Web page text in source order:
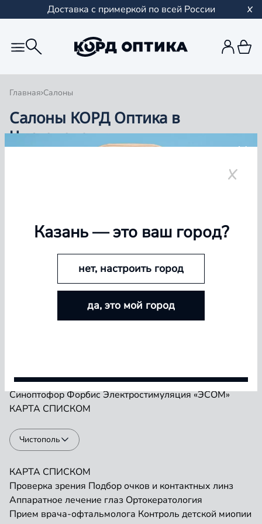
Доставка с примеркой по всей России
Главная Салоны
Салоны КОРД Оптика в
Чистополе
салонов в Казани и Республике Татарстан, Самаре,
Аппаратное лечение глаз Ортокератология
Прием врача-офтальмологаКонтроль детской миопии
Магнитотерапия «АМО-АТОС»Макулотестер
СиноптофорФорбисЭлектростимуляция «ЭСОМ»
КАРТА СПИСКОМ
Чистополь
КАРТА СПИСКОМ
Проверка зрения Подбор очков и контактных линз
Аппаратное лечение глаз Ортокератология
Прием врача-офтальмолога Контроль детской миопии
БОЛЬШЕ ЛИНЗ — БОЛЬШЕ СКИДКА
Покупайте контактные линзы Airway и увеличивайте
размер скидки — от 5% до 15%
Казань— это ваш город?
нет, настроить город
да, это мой город